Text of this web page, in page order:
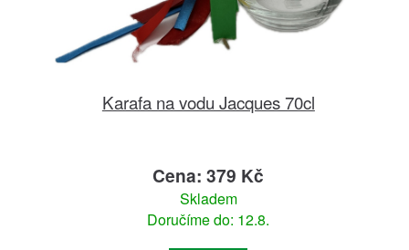
Karafa na vodu Jacques 70cl
Cena: 379 Kč
Skladem
Doručíme do: 12.8.